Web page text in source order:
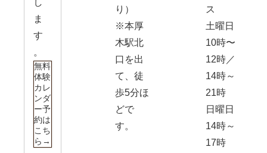
ま
す
。
無料
体験
カレ
ンダ
ー予
約は
こち
ら→
り）
※本厚
木駅北
口を出
て、徒
歩5分ほ
どで
す。
ス
土曜日
10時〜
12時／
14時～
21時
日曜日
14時～
17時